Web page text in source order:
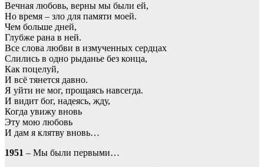
Вечная любовь, верны мы были ей,
Но время – зло для памяти моей.
Чем больше дней,
Глубже рана в ней.
Все слова любви в измученных сердцах
Слились в одно рыданье без конца,
Как поцелуй,
И всё тянется давно.
Я уйти не мог, прощаясь навсегда.
И видит бог, надеясь, жду,
Когда увижу вновь
Эту мою любовь
И дам я клятву вновь…
1951 – Мы были первыми…